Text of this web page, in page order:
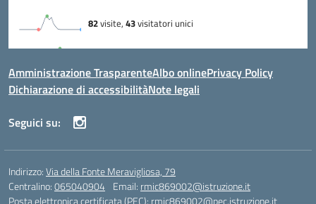
Amministrazione TrasparenteAlbo onlinePrivacy Policy
Dichiarazione di accessibilitàNote legali
Seguici su:
Indirizzo:Via della Fonte Meravigliosa, 79
Centralino:065040904 Email: rmic869002@istruzione.it
Posta elettronica certificata (PEC): rmic869002@pec.istruzione.it